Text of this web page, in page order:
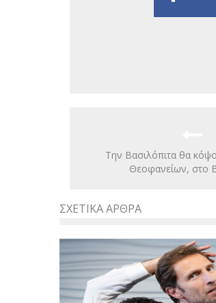
Την Βασιλόπιτα θα
Θεοφανείων, στο
ΣΧΕΤΙΚΆ ΆΡΘΡΑ